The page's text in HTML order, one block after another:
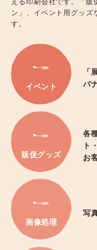
ン」、イベント用グッズ
す。
イベント
「
バ
販促グッズ
各
ト
お
画像処理
写